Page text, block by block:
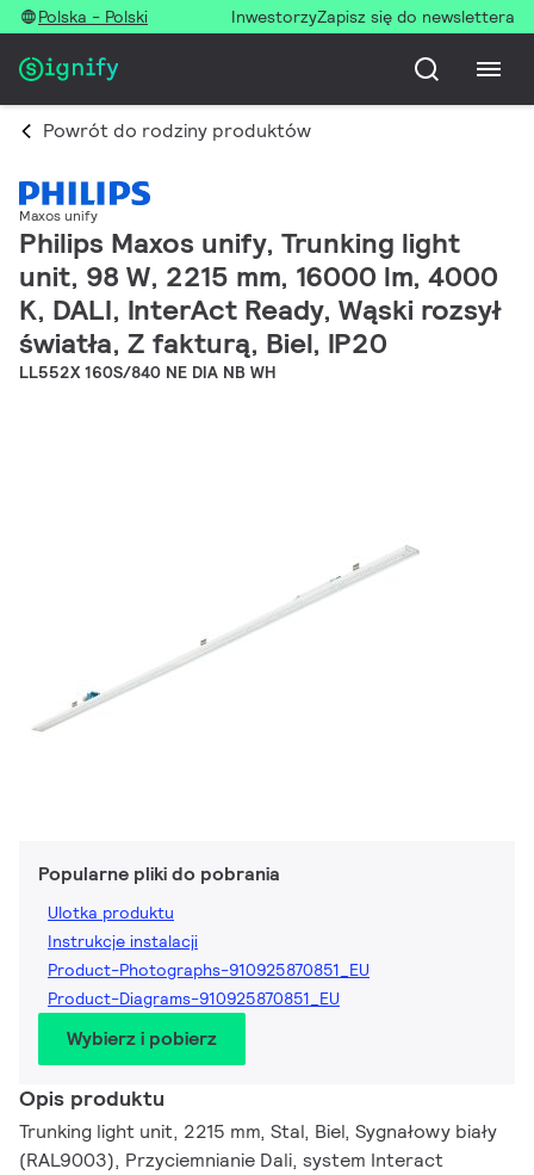
Polska - Polski InwestorzyZapisz się do newslettera
Powrót do rodziny produktów
Maxos unify
Philips Maxos unify, Trunking light
unit, 98 W, 2215 mm, 16000 lm, 4000
K, DALI, InterAct Ready, Wąski rozsył
światła, Z fakturą, Biel, IP20
LL552X 160S/840 NE DIA NB WH
Popularne pliki do pobrania
Ulotka produktu
Instrukcje instalacji
Product-Photographs-910925870851_EU
Product-Diagrams-910925870851_EU
Wybierz i pobierz
Opis produktu
Trunking light unit, 2215 mm, Stal, Biel, Sygnałowy biały
(RAL9003), Przyciemnianie Dali, system Interact